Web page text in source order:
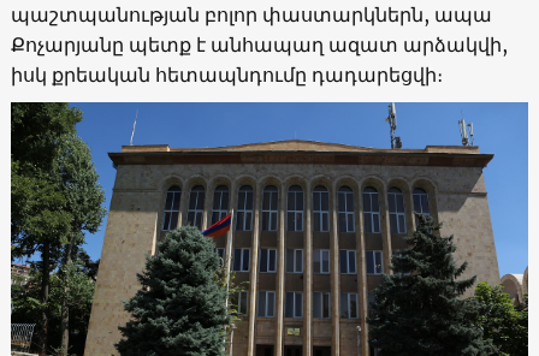
պաշտպանության բոլոր փաստարկներն, ապա
Քոչարյանը պետք է անհապաղ ազատ արձակվի,
իսկ քրեական հետապնդումը դադարեցվի։